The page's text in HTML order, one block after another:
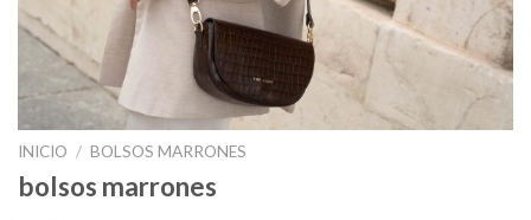
INICIO / BOLSOS MARRONES
bolsos marrones